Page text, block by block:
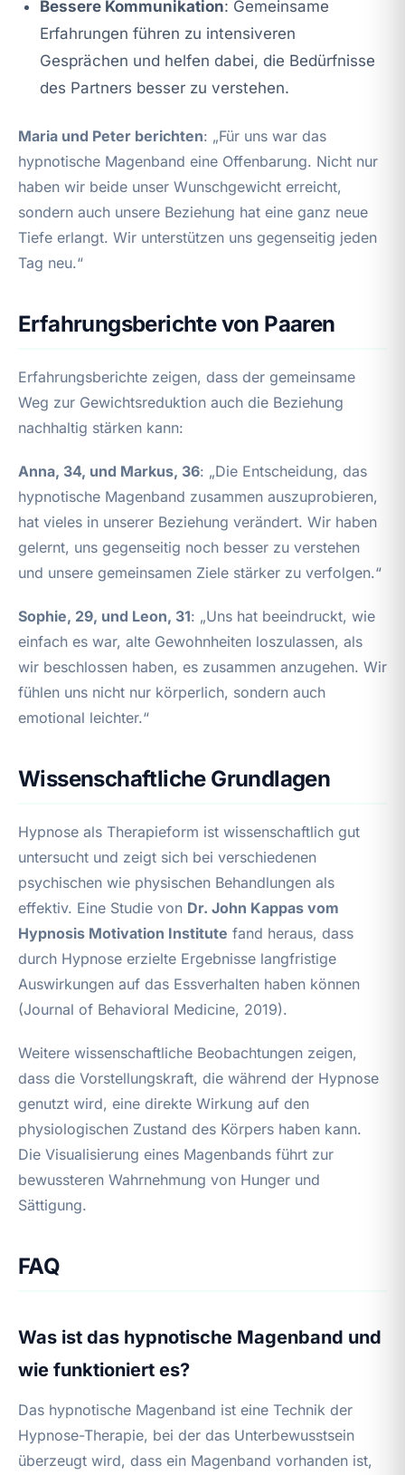
Bessere Kommunikation: Gemeinsame
Erfahrungen führen zu intensiveren
Gesprächen und helfen dabei, die Bedürfnisse
des Partners besser zu verstehen.
Maria und Peter berichten: „Für uns war das
hypnotische Magenband eine Offenbarung. Nicht nur
haben wir beide unser Wunschgewicht erreicht,
sondern auch unsere Beziehung hat eine ganz neue
Tiefe erlangt. Wir unterstützen uns gegenseitig jeden
Tag neu.“
Erfahrungsberichte von Paaren
Erfahrungsberichte zeigen, dass der gemeinsame
Weg zur Gewichtsreduktion auch die Beziehung
nachhaltig stärken kann:
Anna, 34, und Markus, 36: „Die Entscheidung, das
hypnotische Magenband zusammen auszuprobieren,
hat vieles in unserer Beziehung verändert. Wir haben
gelernt, uns gegenseitig noch besser zu verstehen
und unsere gemeinsamen Ziele stärker zu verfolgen.“
Sophie, 29, und Leon, 31: „Uns hat beeindruckt, wie
einfach es war, alte Gewohnheiten loszulassen, als
wir beschlossen haben, es zusammen anzugehen. Wir
fühlen uns nicht nur körperlich, sondern auch
emotional leichter.“
Wissenschaftliche Grundlagen
Hypnose als Therapieform ist wissenschaftlich gut
untersucht und zeigt sich bei verschiedenen
psychischen wie physischen Behandlungen als
effektiv. Eine Studie von Dr. John Kappas vom
Hypnosis Motivation Institute fand heraus, dass
durch Hypnose erzielte Ergebnisse langfristige
Auswirkungen auf das Essverhalten haben können
(Journal of Behavioral Medicine, 2019).
Weitere wissenschaftliche Beobachtungen zeigen,
dass die Vorstellungskraft, die während der Hypnose
genutzt wird, eine direkte Wirkung auf den
physiologischen Zustand des Körpers haben kann.
Die Visualisierung eines Magenbands führt zur
bewussteren Wahrnehmung von Hunger und
Sättigung.
FAQ
Was ist das hypnotische Magenband und
wie funktioniert es?
Das hypnotische Magenband ist eine Technik der
Hypnose-Therapie, bei der das Unterbewusstsein
überzeugt wird, dass ein Magenband vorhanden ist,